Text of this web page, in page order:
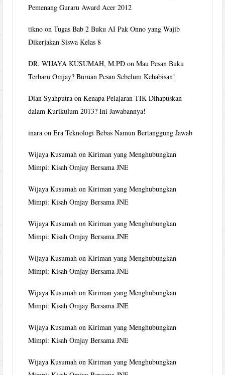
Pemenang Guraru Award Acer 2012
tikno onTugas Bab 2 Buku AI Pak Onno yang Wajib
Dikerjakan Siswa Kelas 8
DR. WIJAYA KUSUMAH, M.PD onMau Pesan Buku
Terbaru Omjay? Buruan Pesan Sebelum Kehabisan!
Dian Syahputra onKenapa Pelajaran TIK Dihapuskan
dalam Kurikulum 2013? Ini Jawabannya!
inara onEra Teknologi Bebas Namun Bertanggung Jawab
Wijaya Kusumah onKiriman yang Menghubungkan
Mimpi: Kisah Omjay Bersama JNE
Wijaya Kusumah onKiriman yang Menghubungkan
Mimpi: Kisah Omjay Bersama JNE
Wijaya Kusumah onKiriman yang Menghubungkan
Mimpi: Kisah Omjay Bersama JNE
Wijaya Kusumah onKiriman yang Menghubungkan
Mimpi: Kisah Omjay Bersama JNE
Wijaya Kusumah onKiriman yang Menghubungkan
Mimpi: Kisah Omjay Bersama JNE
Wijaya Kusumah onKiriman yang Menghubungkan
Mimpi: Kisah Omjay Bersama JNE
Wijaya Kusumah onKiriman yang Menghubungkan